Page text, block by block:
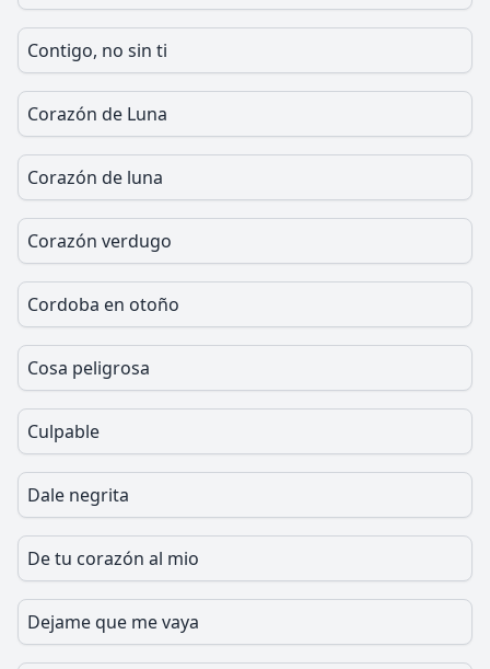
Contigo, no sin ti
Corazón de Luna
Corazón de luna
Corazón verdugo
Cordoba en otoño
Cosa peligrosa
Culpable
Dale negrita
De tu corazón al mio
Dejame que me vaya